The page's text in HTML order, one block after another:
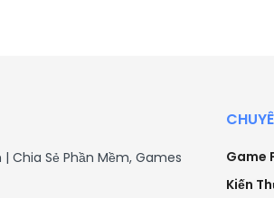
Game
Kiến